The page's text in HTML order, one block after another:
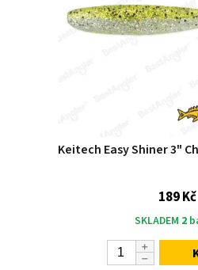
Keitech Easy Shiner 3"
189 Kč
SKLADEM 2